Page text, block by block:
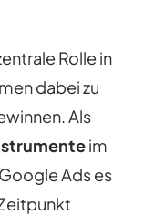
Rolle in
dabei zu
Als
im
Ads es